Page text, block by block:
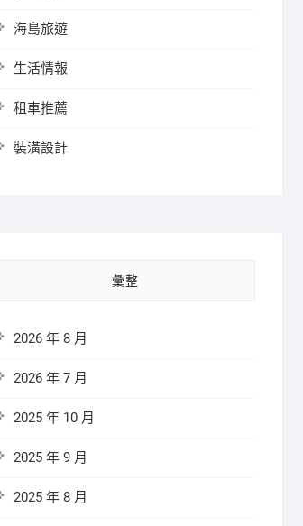
海島旅遊
生活情報
租車推薦
裝潢設計
彙整
2026 年 8 月
2026 年 7 月
2025 年 10 月
2025 年 9 月
2025 年 8 月